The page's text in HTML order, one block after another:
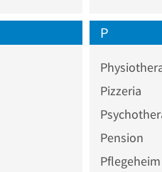
P
Pizzeria
Pension
Pflegeheim